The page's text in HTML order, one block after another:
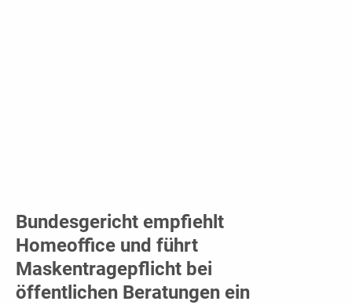
Bundesgericht empfiehlt
Homeoffice und führt
Maskentragepflicht bei
öffentlichen Beratungen ein